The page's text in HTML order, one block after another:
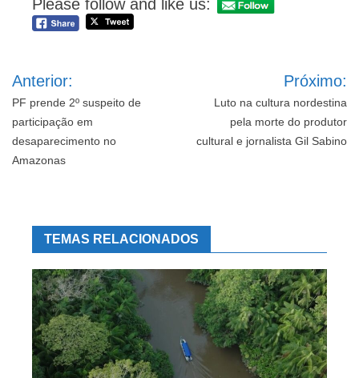
Please follow and like us:
de
Post
Anterior:
PF prende 2º suspeito de
participação em
desaparecimento no
Amazonas
Próximo:
Luto na cultura nordestina
pela morte do produtor
cultural e jornalista Gil Sabino
TEMAS RELACIONADOS